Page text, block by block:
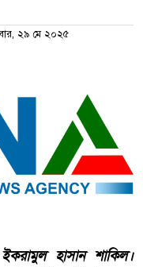
২৯ মে ২০২৫
হাসান শাকিল।